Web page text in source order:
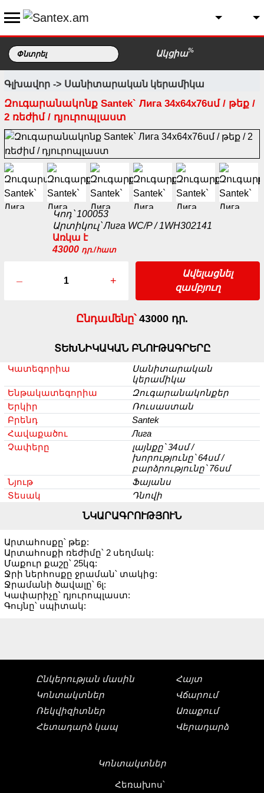
Ակցիա%
Գլխավոր Սանիտարական կերամիկա
Զուգարանակոնք Santek` Лига 34х64х76սմ / թեք /
2 ռեժիմ / դյուրոպլաստ
Կոդ՝ 100053
Արտիկուլ՝ Лига WC/P / 1WH302141
Առկա է
43000 դր./հատ
– +
զամբյուղ
Ընդամենը՝43000 դր.
ՏԵԽՆԻԿԱԿԱՆ ԲՆՈՒԹԱԳՐԵՐԸ
Կատեգորիա
Սանիտարական
կերամիկա
Ենթակատեգորիա
Զուգարանակոնքեր
Երկիր
Ռուսաստան
Բրենդ
Santek
Հավաքածու
Лига
Չափերը
լայնքը՝ 34սմ /
խորությունը՝ 64սմ /
բարձրությունը՝ 76սմ
Նյութ
Ֆայանս
Տեսակ
Դնովի
ՆԿԱՐԱԳՐՈՒԹՅՈՒՆ
Արտահոսքը՝ թեք:
Արտահոսքի ռեժիմը՝ 2 սեղմակ:
Մաքուր քաշը՝ 25կգ:
Ջրի ներհոսքը ջրաման՝ տակից:
Ջրամանի ծավալը՝ 6լ:
Կափարիչը՝ դյուրոպլաստ:
Գույնը՝ սպիտակ:
Ընկերության մասին
Կոնտակտներ
Ռեկվիզիտներ
Հետադարձ կապ
Հայտ
Վճարում
Առաքում
Վերադարձ
Կոնտակտներ
Հեռախոս՝